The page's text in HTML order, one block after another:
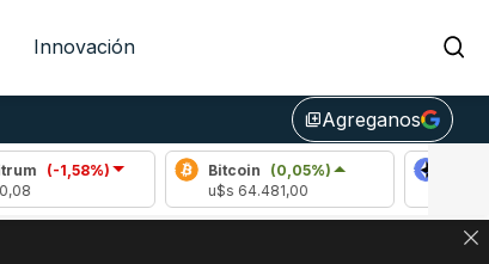
Innovación
library_addAgreganos
Bitcoin (0,05%)
u$s 64.481,00
Ethereum
BITCOIN Y ESTA SEÑAL DEFINE LOS PRECIOS DE